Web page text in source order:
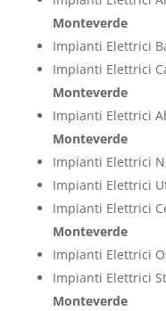
Monteverde
Impianti Elettrici
Impianti Elettrici
Monteverde
Impianti Elettrici
Monteverde
Impianti Elettrici
Impianti Elettrici
Impianti Elettrici
Monteverde
Impianti Elettrici
Impianti Elettrici
Monteverde